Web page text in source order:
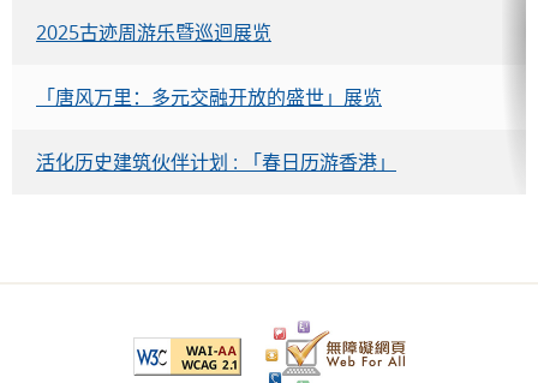
2025古迹周游乐暨巡迴展览
「唐风万里：多元交融开放的盛世」展览
活化历史建筑伙伴计划 : 「春日历游香港」